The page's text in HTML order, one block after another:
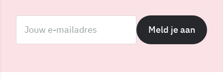
Meld je aan